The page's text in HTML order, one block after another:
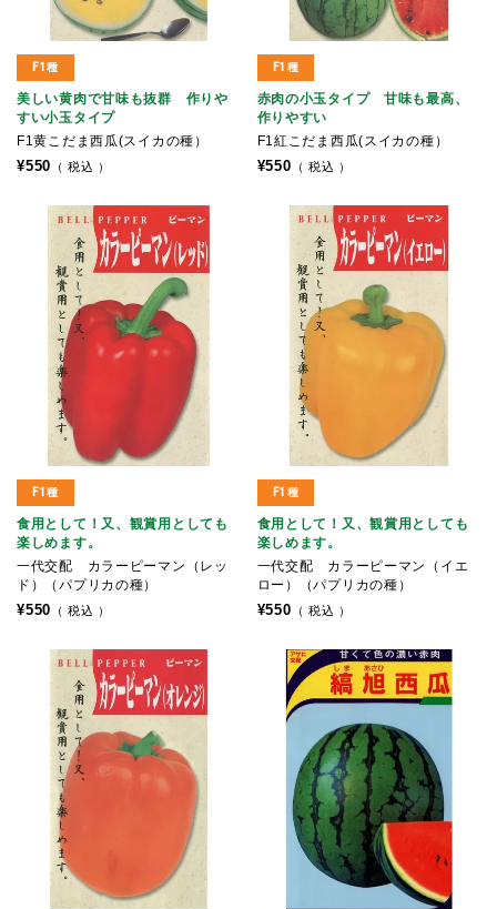
F1種
美しい黄肉で甘味も抜群 作りや
すい小玉タイプ
F1黄こだま西瓜(スイカの種）
¥550 税込
F1種
赤肉の小玉タイプ 甘味も最高、
作りやすい
F1紅こだま西瓜(スイカの種）
¥550 税込
F1種
食用として！又、観賞用としても
楽しめます。
一代交配 カラーピーマン（レッ
ド）（パプリカの種）
¥550 税込
F1種
食用として！又、観賞用としても
楽しめます。
一代交配 カラーピーマン（イエ
ロー）（パプリカの種）
¥550 税込